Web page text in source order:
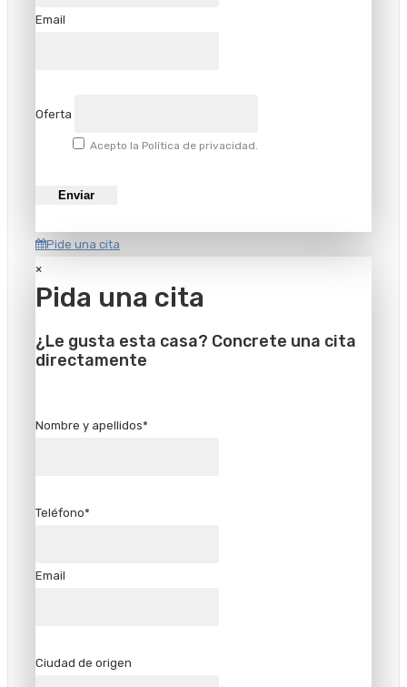
Email
Oferta
Acepto la Política de privacidad.
Pide una cita
×
Pida una cita
¿Le gusta esta casa? Concrete una cita
directamente
Nombre y apellidos*
Teléfono*
Email
Ciudad de origen